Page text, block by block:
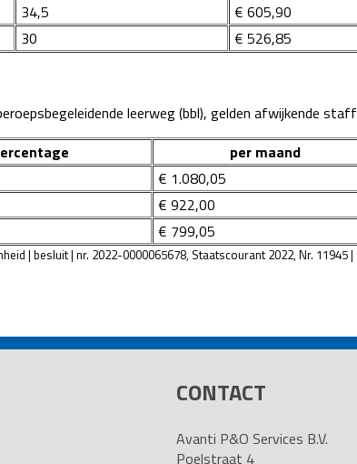
34,5 € 605,90
30 € 526,85
leerweg (bbl), gelden afwijkende
per maand
€ 1.080,05
€ 922,00
€ 799,05
| besluit | nr. 2022-0000065678, Staatscourant 2022, Nr. 11945
CONTACT
Avanti P&O Services B.V.
Poelstraat 4